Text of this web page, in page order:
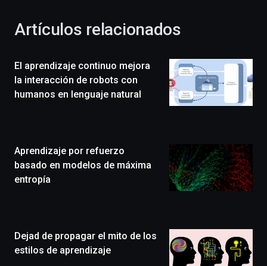
celebración
novena
edición
de
un
festival
monólogos,
exposiciones,
Artículos relacionados
El aprendizaje continuo mejora
la interacción de robots con
humanos en lenguaje natural
Aprendizaje por refuerzo
basado en modelos de máxima
entropía
Dejad de propagar el mito de los
estilos de aprendizaje